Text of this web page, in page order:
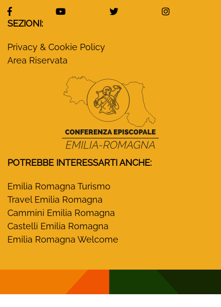
visita la pagina Facebook di Monasteri Emilia-
visita la pagina YouTube di
visita la pagina Twitter
visita la
SEZIONI:
Privacy & Cookie Policy
Area Riservata
POTREBBE INTERESSARTI ANCHE:
Emilia Romagna Turismo
Travel Emilia Romagna
Cammini Emilia Romagna
Castelli Emilia Romagna
Emilia Romagna Welcome